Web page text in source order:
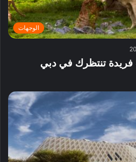
الوجهات
تنتظرك في دبي